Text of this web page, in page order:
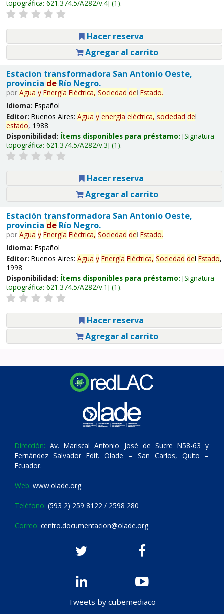
topográfica: 621.374.5/A282/v.4 (1).
Hacer reserva
Agregar al carrito
Estacion transformadora San Antonio Oeste,
provincia deRío Negro.
por Agua y Energía Eléctrica, Sociedad del Estado.
Idioma: Español
Editor: Buenos Aires: Agua y energía eléctrica, sociedad del
estado, 1988
Disponibilidad: Ítems disponibles para préstamo: Signatura
topográfica: 621.374.5/A282/v.3 (1).
Hacer reserva
Agregar al carrito
Estación transformadora San Antonio Oeste,
provincia deRío Negro.
por Agua y Energía Eléctrica, Sociedad del Estado.
Idioma: Español
Editor: Buenos Aires: Agua y Energía Eléctrica, Sociedad del Estado,
1998
Disponibilidad: Ítems disponibles para préstamo: Signatura
topográfica: 621.374.5/A282/v.1 (1).
Hacer reserva
Agregar al carrito
Dirección: Av. Mariscal Antonio José de Sucre N58-63 y
Fernández Salvador Edif. Olade – San Carlos, Quito –
Ecuador.
Web: www.olade.org
Teléfono: (593 2) 259 8122 / 2598 280
Correo: centro.documentacion@olade.org
Tweets by cubemediaco